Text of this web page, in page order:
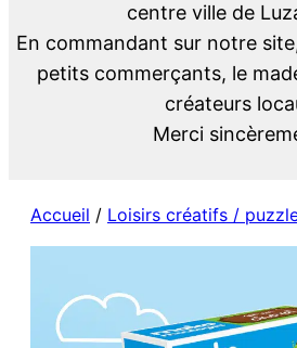
centre ville de
En commandant sur notre
petits commerçants, le
créateurs
Merci
Accueil / Loisirs créatifs /